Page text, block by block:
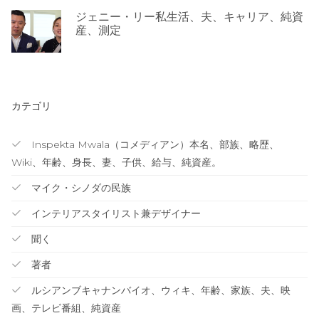
ジェニー・リー私生活、夫、キャリア、純資
産、測定
カテゴリ
Inspekta Mwala（コメディアン）本名、部族、略歴、
Wiki、年齢、身長、妻、子供、給与、純資産。
マイク・シノダの民族
インテリアスタイリスト兼デザイナー
聞く
著者
ルシアンブキャナンバイオ、ウィキ、年齢、家族、夫、映
画、テレビ番組、純資産